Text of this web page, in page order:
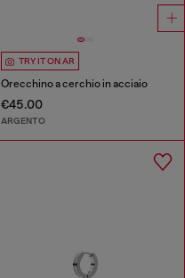
TRY IT ON AR
Orecchino a cerchio in acciaio
€45.00
ARGENTO